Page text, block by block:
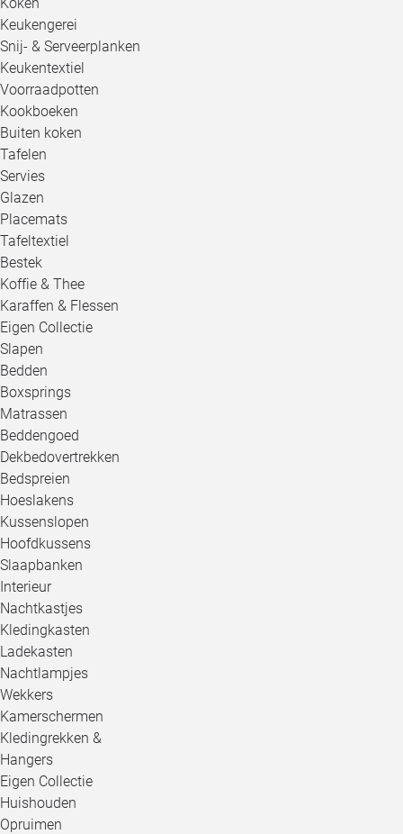
Keukengerei
Snij- & Serveerplanken
Keukentextiel
Voorraadpotten
Kookboeken
Buiten koken
Tafelen
Servies
Glazen
Placemats
Tafeltextiel
Bestek
Koffie & Thee
Karaffen & Flessen
Eigen Collectie
Slapen
Bedden
Boxsprings
Matrassen
Beddengoed
Dekbedovertrekken
Bedspreien
Hoeslakens
Kussenslopen
Hoofdkussens
Slaapbanken
Interieur
Nachtkastjes
Kledingkasten
Ladekasten
Nachtlampjes
Wekkers
Kamerschermen
Kledingrekken &
Hangers
Eigen Collectie
Huishouden
Opruimen